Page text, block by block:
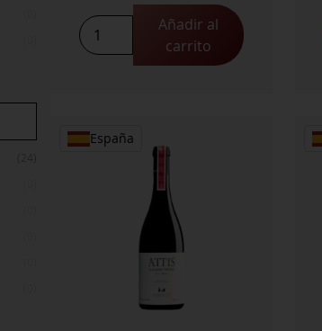
A
Graña
Añadir al
carrito
España